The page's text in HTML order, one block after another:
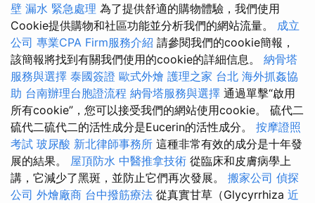
壁 漏水 緊急處理 為了提供舒適的購物體驗，我們使用
Cookie提供購物和社區功能並分析我們的網站流量。 成立
公司 專業CPA Firm服務介紹 請參閱我們的cookie簡報，
該簡報將找到有關我們使用的cookie的詳細信息。 納骨塔
服務與選擇 泰國簽證 歐式外燴 護理之家 台北 海外抓姦協
助 台南辦理台胞證流程 納骨塔服務與選擇 通過單擊“啟用
所有cookie”，您可以接受我們的網站使用cookie。 硫代二
硫代二硫代二的活性成分是Eucerin的活性成分。 按摩證照
考試 玻尿酸 新北律師事務所 這種非常有效的成分是十年發
展的結果。 屋頂防水 中醫推拿技術 從臨床和皮膚病學上
講，它減少了黑斑，並防止它們再次發展。 搬家公司 偵探
公司 外燴廠商 台中撥筋療法 從真實甘草（Glycyrrhiza 近